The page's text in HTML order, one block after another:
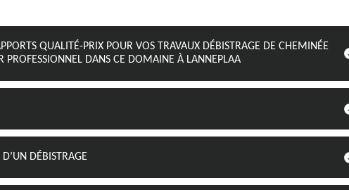
QUALITÉ-PRIX POUR VOS TRAVAUX DÉBISTRAGE DE CHEMINÉE
DANS CE DOMAINE À LANNEPLAA
DÉBISTRAGE